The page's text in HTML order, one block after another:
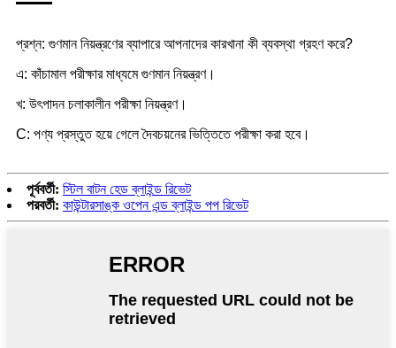
প্রশ্ন: গুণমান নিয়ন্ত্রণের ব্যাপারে আপনাদের কারখানা কী ব্যবস্থা গ্রহণ করে?
এ: কাঁচামাল পরীক্ষার মাধ্যমে গুণমান নিয়ন্ত্রণ।
খ: উৎপাদন চলাকালীন পরীক্ষা নিয়ন্ত্রণ।
C: পণ্য প্রস্তুত হয়ে গেলে দৈবচয়নের ভিত্তিতে পরীক্ষা করা হবে।
পূর্ববর্তী: স্টিল বাটন হেড ব্লাইন্ড রিভেট
পরবর্তী: কাউন্টারসাঙ্ক ওপেন এন্ড ব্লাইন্ড পপ রিভেট